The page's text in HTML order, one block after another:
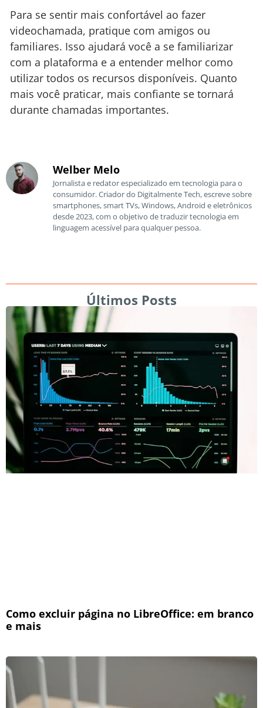
Para se sentir mais confortável ao fazer
videochamada, pratique com amigos ou
familiares. Isso ajudará você a se familiarizar
com a plataforma e a entender melhor como
utilizar todos os recursos disponíveis. Quanto
mais você praticar, mais confiante se tornará
durante chamadas importantes.
Welber Melo
Jornalista e redator especializado em tecnologia para o
consumidor. Criador do Digitalmente Tech, escreve sobre
smartphones, smart TVs, Windows, Android e eletrônicos
desde 2023, com o objetivo de traduzir tecnologia em
linguagem acessível para qualquer pessoa.
Últimos Posts
Como excluir página no LibreOffice: em branco
e mais